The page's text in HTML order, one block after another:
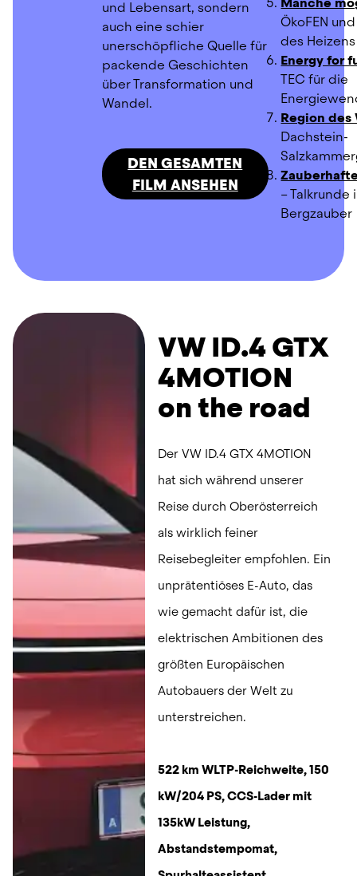
und Lebensart, sondern
auch eine schier
unerschöpfliche Quelle für
packende Geschichten
über Transformation und
Wandel.
DEN GESAMTEN
FILM ANSEHEN
ÖkoFEN
des Heizens
Energy for
TEC für die
Region des
Dachstein-
– Talkrunde
Bergzauber
VW ID.4 GTX
4MOTION
on the road
Der VW ID.4 GTX 4MOTION
hat sich während unserer
Reise durch Oberösterreich
als wirklich feiner
Reisebegleiter empfohlen. Ein
unprätentiöses E-Auto, das
wie gemacht dafür ist, die
elektrischen Ambitionen des
größten Europäischen
Autobauers der Welt zu
unterstreichen.
522 km WLTP-Reichweite, 150
kW/204 PS, CCS-Lader mit
135kW Leistung,
Abstandstempomat,